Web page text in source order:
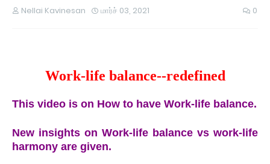
Nellai Kavinesan மார்ச் 03, 2021 0
Work-life balance--redefined
This video is on How to have Work-life balance.
New insights on Work-life balance vs work-life
harmony are given.